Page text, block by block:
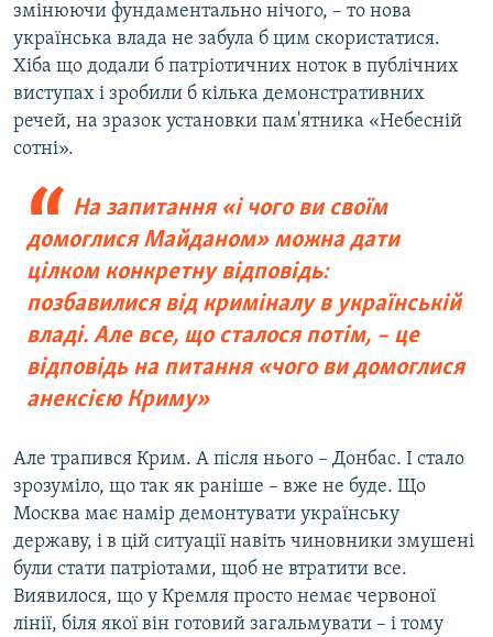
змінюючи фундаментально нічого, – то нова
українська влада не забула б цим скористатися.
Хіба що додали б патріотичних ноток в публічних
виступах і зробили б кілька демонстративних
речей, на зразок установки пам'ятника «Небесній
сотні».
На запитання «і чого ви своїм
домоглися Майданом» можна дати
цілком конкретну відповідь:
позбавилися від криміналу в українській
владі. Але все, що сталося потім, – це
відповідь на питання «чого ви домоглися
анексією Криму»
Але трапився Крим. А після нього – Донбас. І стало
зрозуміло, що так як раніше – вже не буде. Що
Москва має намір демонтувати українську
державу, і в цій ситуації навіть чиновники змушені
були стати патріотами, щоб не втратити все.
Виявилося, що у Кремля просто немає червоної
лінії, біля якої він готовий загальмувати – і тому